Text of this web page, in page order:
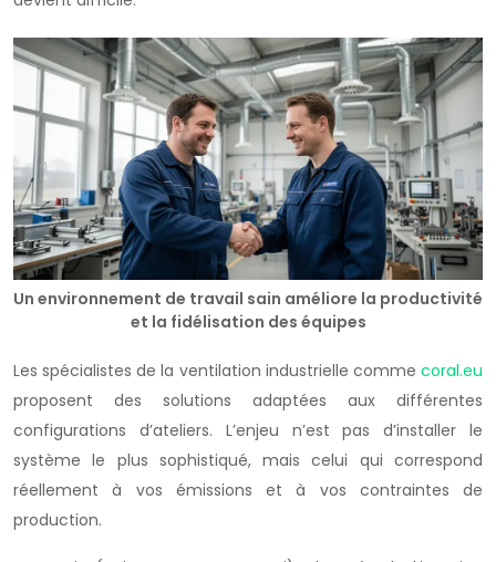
Un environnement de travail sain améliore la productivité
et la fidélisation des équipes
Les spécialistes de la ventilation industrielle comme coral.eu
proposent des solutions adaptées aux différentes
configurations d’ateliers. L’enjeu n’est pas d’installer le
système le plus sophistiqué, mais celui qui correspond
réellement à vos émissions et à vos contraintes de
production.